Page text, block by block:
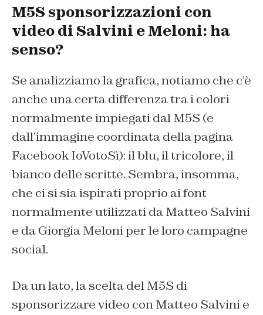
M5S sponsorizzazioni con
video di Salvini e Meloni: ha
senso?
Se analizziamo la grafica, notiamo che c’è
anche una certa differenza tra i colori
normalmente impiegati dal M5S (e
dall’immagine coordinata della pagina
Facebook IoVotoSì): il blu, il tricolore, il
bianco delle scritte. Sembra, insomma,
che ci si sia ispirati proprio ai font
normalmente utilizzati da Matteo Salvini
e da Giorgia Meloni per le loro campagne
social.
Da un lato, la scelta del M5S di
sponsorizzare video con Matteo Salvini e